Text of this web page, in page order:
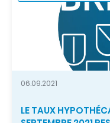
06.09.2021
LE TAUX